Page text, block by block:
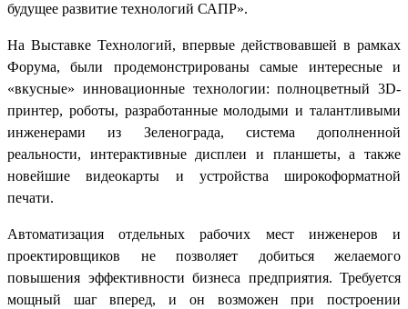
будущее развитие технологий САПР».
На Выставке Технологий, впервые действовавшей в рамках
Форума, были продемонстрированы самые интересные и
«вкусные» инновационные технологии: полноцветный 3D-
принтер, роботы, разработанные молодыми и талантливыми
инженерами из Зеленограда, система дополненной
реальности, интерактивные дисплеи и планшеты, а также
новейшие видеокарты и устройства широкоформатной
печати.
Автоматизация отдельных рабочих мест инженеров и
проектировщиков не позволяет добиться желаемого
повышения эффективности бизнеса предприятия. Требуется
мощный шаг вперед, и он возможен при построении